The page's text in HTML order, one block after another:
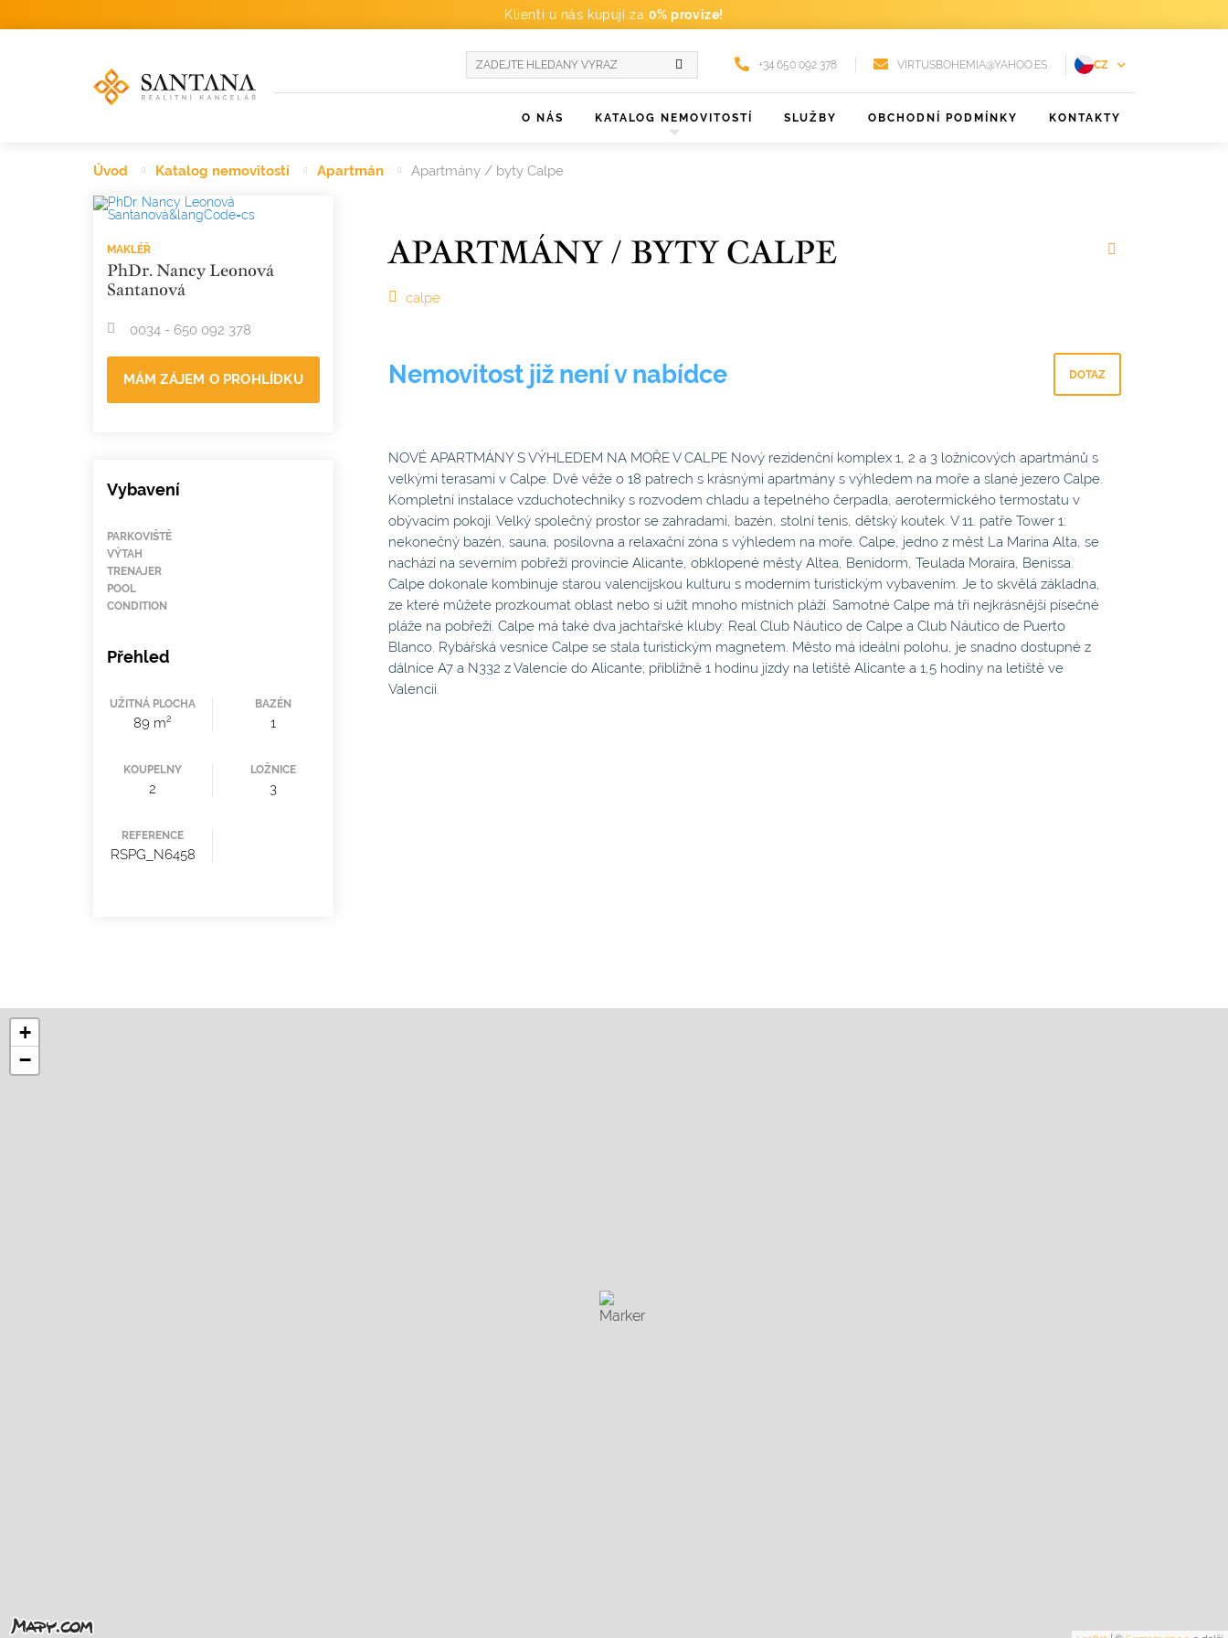
Klienti u nás kupují za 0% provize!
+34 650 092 378 VIRTUSBOHEMIA@YAHOO.ES CZ
O NÁS KATALOG NEMOVITOSTÍ SLUŽBY OBCHODNÍ PODMÍNKY KONTAKTY
Úvod Katalog nemovitostí Apartmán Apartmány / byty Calpe
APARTMÁNY / BYTY CALPE
calpe
Nemovitost již není v nabídce DOTAZ
NOVÉ APARTMÁNY S VÝHLEDEM NA MOŘE V CALPE Nový rezidenční komplex 1, 2 a 3 ložnicových apartmánů s
velkými terasami v Calpe. Dvě věže o 18 patrech s krásnými apartmány s výhledem na moře a slané jezero Calpe.
Kompletní instalace vzduchotechniky s rozvodem chladu a tepelného čerpadla, aerotermického termostatu v
obývacím pokoji. Velký společný prostor se zahradami, bazén, stolní tenis, dětský koutek. V 11. patře Tower 1:
nekonečný bazén, sauna, posilovna a relaxační zóna s výhledem na moře. Calpe, jedno z měst La Marina Alta, se
nachází na severním pobřeží provincie Alicante, obklopené městy Altea, Benidorm, Teulada Moraira, Benissa.
Calpe dokonale kombinuje starou valencijskou kulturu s moderním turistickým vybavením. Je to skvělá základna,
ze které můžete prozkoumat oblast nebo si užít mnoho místních pláží. Samotné Calpe má tři nejkrásnější písečné
pláže na pobřeží. Calpe má také dva jachtařské kluby: Real Club Náutico de Calpe a Club Náutico de Puerto
Blanco. Rybářská vesnice Calpe se stala turistickým magnetem. Město má ideální polohu, je snadno dostupné z
dálnice A7 a N332 z Valencie do Alicante; přibližně 1 hodinu jízdy na letiště Alicante a 1,5 hodiny na letiště ve
Valencii.
MAKLÉŘ
PhDr. Nancy Leonová
Santanová
0034 - 650 092 378
MÁM ZÁJEM O PROHLÍDKU
Vybavení
PARKOVIŠTĚ
VÝTAH
TRENAJER
POOL
CONDITION
Přehled
UŽITNÁ PLOCHA
89 m2
BAZÉN
1
KOUPELNY
2
LOŽNICE
3
REFERENCE
RSPG_N6458
+
−